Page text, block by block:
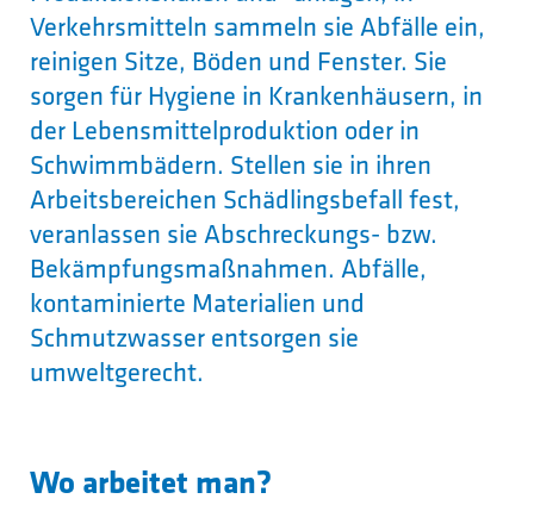
Verkehrsmitteln sammeln sie Abfälle ein,
reinigen Sitze, Böden und Fenster. Sie
sorgen für Hygiene in Krankenhäusern, in
der Lebensmittelproduktion oder in
Schwimmbädern. Stellen sie in ihren
Arbeitsbereichen Schädlingsbefall fest,
veranlassen sie Abschreckungs- bzw.
Bekämpfungsmaßnahmen. Abfälle,
kontaminierte Materialien und
Schmutzwasser entsorgen sie
umweltgerecht.
Wo arbeitet man?